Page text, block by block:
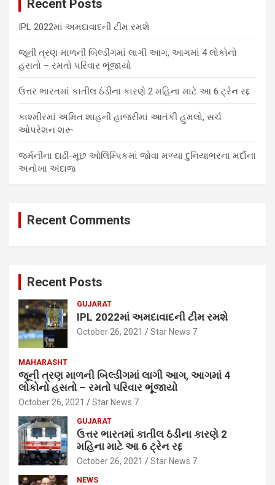
Recent Posts
IPL 2022માં અમદાવાદની ટીમ રમશે
જૂની ત્રણ માળની બિલ્ડીંગમાં લાગી આગ, આગમાં 4 લોકોનો
હસતો – રમતો પરિવાર ભૂંજાયો
ઉત્તર ભારતમાં કાતીલ ઠંડીના કારણે 2 મહિના માટે આ 6 ટ્રેન રદ્દ
કાશ્મીરમાં અમિત શાહની હાજરીમાં આતંકી હુમલો, સર્ચ
ઓપરેશન શરૂ
જર્મનીના દાઢી-મૂછ ઓલિમ્પિકમાં જોવા મળ્યા દુનિયાભરના મર્દોના
અનોખા અંદાજ
Recent Comments
Recent Posts
GUJARAT
IPL 2022માં અમદાવાદની ટીમ રમશે
October 26, 2021 Star News 7
MAHARASHT
જૂની ત્રણ માળની બિલ્ડીંગમાં લાગી આગ, આગમાં 4
લોકોનો હસતો – રમતો પરિવાર ભૂંજાયો
October 26, 2021 Star News 7
GUJARAT
ઉત્તર ભારતમાં કાતીલ ઠંડીના કારણે 2
મહિના માટે આ 6 ટ્રેન રદ્દ
October 26, 2021 Star News 7
NEWS